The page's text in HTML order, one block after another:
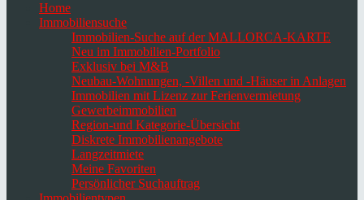
Home
Immobiliensuche
Immobilien-Suche auf der MALLORCA-KARTE
Neu im Immobilien-Portfolio
Exklusiv bei M&B
Neubau-Wohnungen, -Villen und -Häuser in Anlagen
Immobilien mit Lizenz zur Ferienvermietung
Gewerbeimmobilien
Region-und Kategorie-Übersicht
Diskrete Immobilienangebote
Langzeitmiete
Meine Favoriten
Persönlicher Suchauftrag